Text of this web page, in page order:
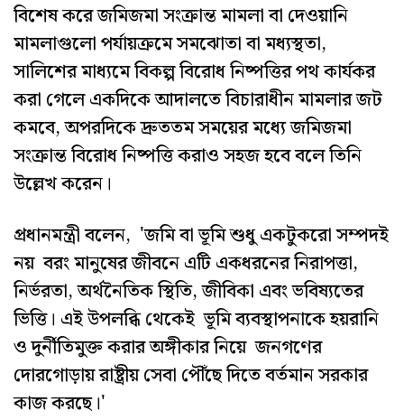
বিশেষ করে জমিজমা সংক্রান্ত মামলা বা দেওয়ানি
মামলাগুলো পর্যায়ক্রমে সমঝোতা বা মধ্যস্থতা,
সালিশের মাধ্যমে বিকল্প বিরোধ নিষ্পত্তির পথ কার্যকর
করা গেলে একদিকে আদালতে বিচারাধীন মামলার জট
কমবে, অপরদিকে দ্রুততম সময়ের মধ্যে জমিজমা
সংক্রান্ত বিরোধ নিষ্পত্তি করাও সহজ হবে বলে তিনি
উল্লেখ করেন।
প্রধানমন্ত্রী বলেন, 'জমি বা ভূমি শুধু একটুকরো সম্পদই
নয় বরং মানুষের জীবনে এটি একধরনের নিরাপত্তা,
নির্ভরতা, অর্থনৈতিক স্থিতি, জীবিকা এবং ভবিষ্যতের
ভিত্তি। এই উপলব্ধি থেকেই ভূমি ব্যবস্থাপনাকে হয়রানি
ও দুর্নীতিমুক্ত করার অঙ্গীকার নিয়ে জনগণের
দোরগোড়ায় রাষ্ট্রীয় সেবা পৌঁছে দিতে বর্তমান সরকার
কাজ করছে।'